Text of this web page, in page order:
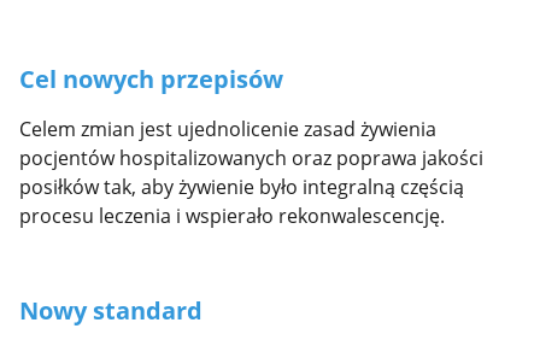
Cel nowych przepisów
Celem zmian jest ujednolicenie zasad żywienia
pocjentów hospitalizowanych oraz poprawa jakości
posiłków tak, aby żywienie było integralną częścią
procesu leczenia i wspierało rekonwalescencję.
Nowy standard